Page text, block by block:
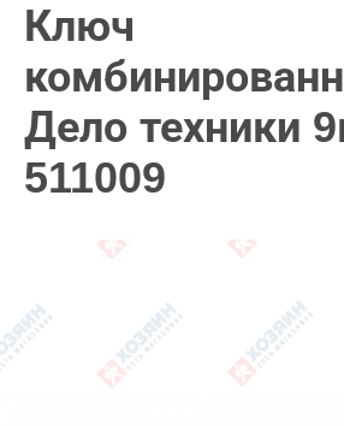
Ключ
Дело техники
511009